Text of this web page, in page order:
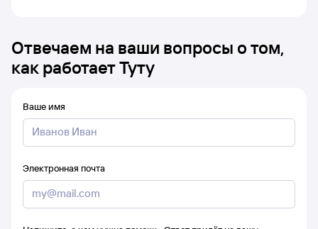
Отвечаем на ваши вопросы о том,
как работает Туту
Ваше имя
Электронная почта